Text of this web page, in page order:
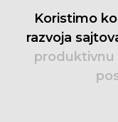
Koristimo
razvoja
produktivnu